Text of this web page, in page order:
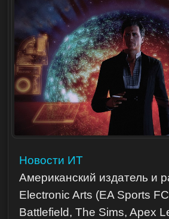
Новости ИТ
Американский издатель и
Electronic Arts (EA Sports
Battlefield, The Sims, Apex